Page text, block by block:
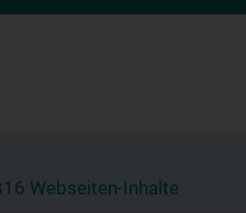
Webseiten-Inhalte